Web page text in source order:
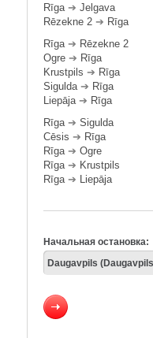
Rīga➔ Jelgava
Rēzekne 2 ➔ Rīga
Rīga➔ Rēzekne 2
Ogre ➔ Rīga
Krustpils ➔ Rīga
Sigulda➔ Rīga
Liepāja➔ Rīga
Rīga➔ Sigulda
Cēsis ➔ Rīga
Rīga➔ Ogre
Rīga➔ Krustpils
Rīga➔ Liepāja
Начальная остановка: